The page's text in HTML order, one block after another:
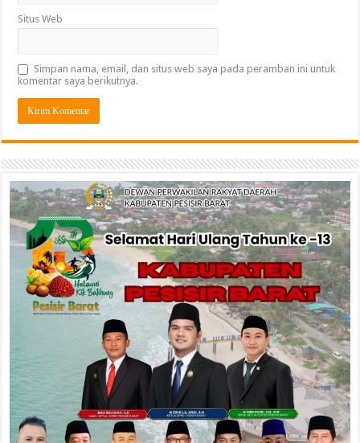
Situs Web
Simpan nama, email, dan situs web saya pada peramban ini untuk
komentar saya berikutnya.